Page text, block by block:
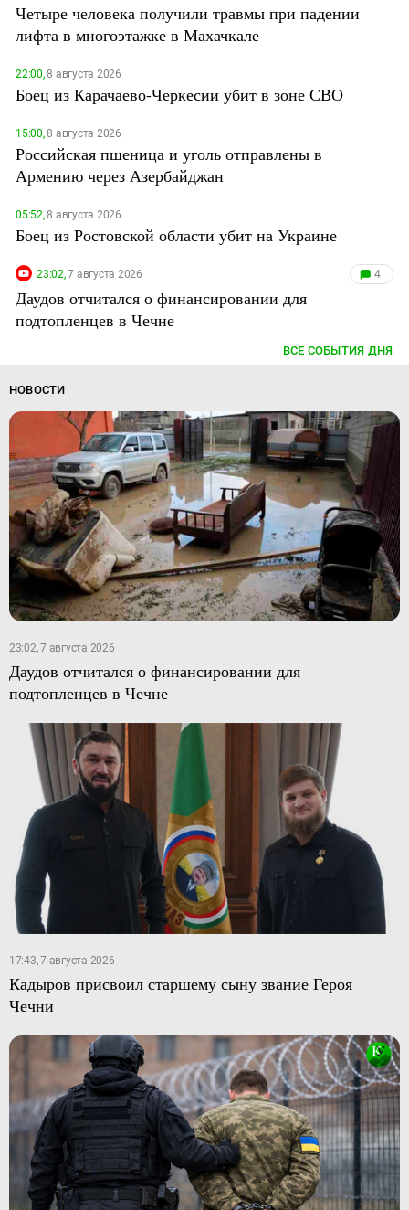
Четыре человека получили травмы при падении
лифта в многоэтажке в Махачкале
22:00,8 августа 2026
Боец из Карачаево-Черкесии убит в зоне СВО
15:00,8 августа 2026
Российская пшеница и уголь отправлены в
Армению через Азербайджан
05:52,8 августа 2026
Боец из Ростовской области убит на Украине
23:02,7 августа 2026 4
Даудов отчитался о финансировании для
подтопленцев в Чечне
ВСЕ СОБЫТИЯ ДНЯ
НОВОСТИ
23:02, 7 августа 2026
Даудов отчитался о финансировании для
подтопленцев в Чечне
17:43, 7 августа 2026
Кадыров присвоил старшему сыну звание Героя
Чечни